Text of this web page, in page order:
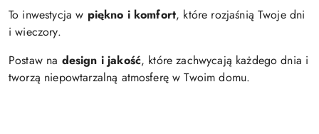
To inwestycja w piękno i komfort, które rozjaśnią Twoje dni
i wieczory.
Postaw na design i jakość, które zachwycają każdego dnia i
tworzą niepowtarzalną atmosferę w Twoim domu.